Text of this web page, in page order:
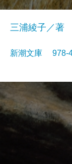
三浦綾子／著
新潮文庫 978-